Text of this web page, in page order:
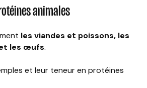
animales
les viandes et poissons, les
les œufs.
et leur teneur en protéines